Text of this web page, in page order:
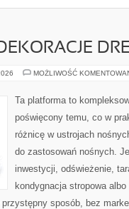
MOŻLIWOŚĆ
Ta platforma to
poświęcony temu, co w
różnicę w ustrojach
do zastosowań nośnych.
inwestycji, odświeżenie,
kondygnacja stropowa
sposób, bez